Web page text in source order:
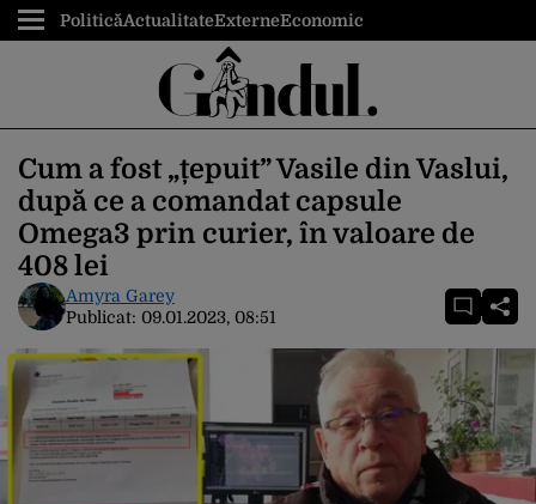
PoliticăActualitateExterneEconomic
Cum a fost „țepuit” Vasile din Vaslui,
după ce a comandat capsule
Omega3 prin curier, în valoare de
408 lei
Amyra Garey
Publicat: 09.01.2023, 08:51